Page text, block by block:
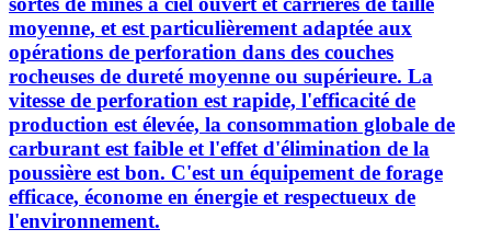
moyenne, et est particulièrement adaptée aux
opérations de perforation dans des couches
rocheuses de dureté moyenne ou supérieure. La
vitesse de perforation est rapide, l'efficacité de
production est élevée, la consommation globale de
carburant est faible et l'effet d'élimination de la
poussière est bon. C'est un équipement de forage
efficace, économe en énergie et respectueux de
l'environnement.